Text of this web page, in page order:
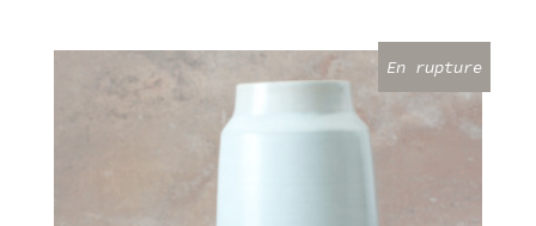
a
plusieurs
options
choisies